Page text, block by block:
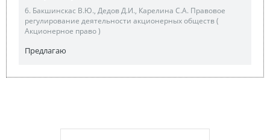
6. Бакшинскас В.Ю., Дедов Д.И., Карелина С.А. Правовое
регулирование деятельности акционерных обществ (
Акционерное право )
Предлагаю